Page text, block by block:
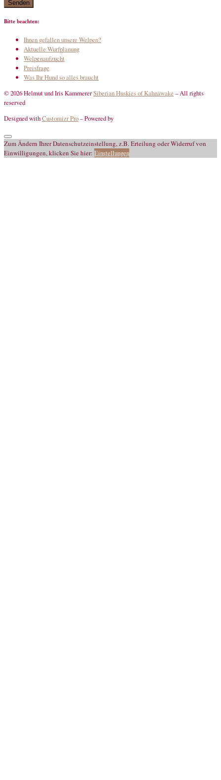
Bitte beachten:
Ihnen gefallen unsere Welpen?
Aktuelle Wurfplanung
Welpenaufzucht
Preisfrage
Was Ihr Hund so alles braucht
© 2026 Helmut und Iris KammererSiberian Huskies of Kahnawake –All rights
reserved
Designed withCustomizr Pro–Powered by
Zum Ändern Ihrer Datenschutzeinstellung, z.B. Erteilung oder Widerruf von
Einwilligungen, klicken Sie hier: Einstellungen